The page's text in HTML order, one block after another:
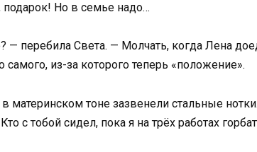
подарок! Но в семье надо…
— перебила Света. — Молчать, когда Лена
самого, из-за которого теперь «положение».
материнском тоне зазвенели стальные
с тобой сидел, пока я на трёх работах